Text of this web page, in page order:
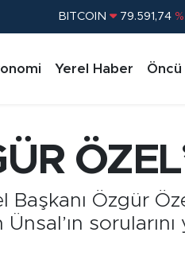
DOLAR 45,43620
EURO 53,38690
BİST100
Yerel Haber Öncü
Başkanı Özgür
sorularını